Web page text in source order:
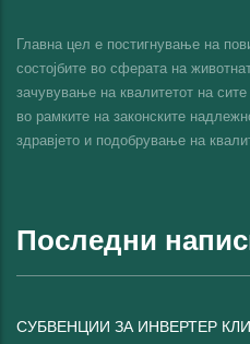
Главна цел е постигнување на
состојбите во сферата на
зачувување на квалитетот на
во рамките на законските
здравјето и подобрување на
Последни
СУБВЕНЦИИ ЗА ИНВЕРТЕР